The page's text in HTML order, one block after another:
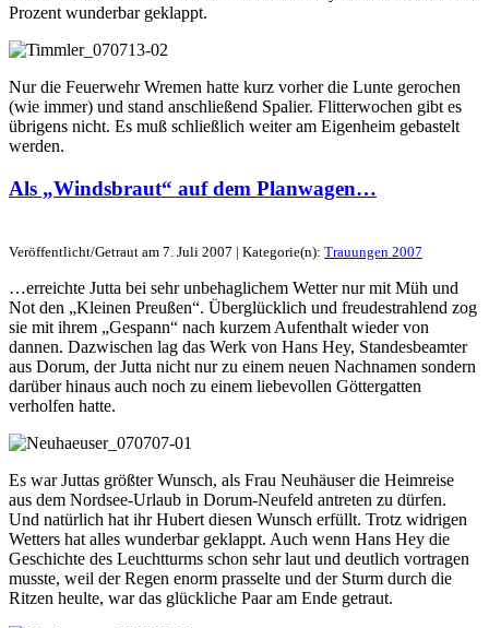
Prozent wunderbar geklappt.
Nur die Feuerwehr Wremen hatte kurz vorher die Lunte gerochen
(wie immer) und stand anschließend Spalier. Flitterwochen gibt es
übrigens nicht. Es muß schließlich weiter am Eigenheim gebastelt
werden.
Als „Windsbraut“ auf dem Planwagen…
Veröffentlicht/Getraut am 7. Juli 2007 | Kategorie(n): Trauungen 2007
…erreichte Jutta bei sehr unbehaglichem Wetter nur mit Müh und
Not den „Kleinen Preußen“. Überglücklich und freudestrahlend zog
sie mit ihrem „Gespann“ nach kurzem Aufenthalt wieder von
dannen. Dazwischen lag das Werk von Hans Hey, Standesbeamter
aus Dorum, der Jutta nicht nur zu einem neuen Nachnamen sondern
darüber hinaus auch noch zu einem liebevollen Göttergatten
verholfen hatte.
Es war Juttas größter Wunsch, als Frau Neuhäuser die Heimreise
aus dem Nordsee-Urlaub in Dorum-Neufeld antreten zu dürfen.
Und natürlich hat ihr Hubert diesen Wunsch erfüllt. Trotz widrigen
Wetters hat alles wunderbar geklappt. Auch wenn Hans Hey die
Geschichte des Leuchtturms schon sehr laut und deutlich vortragen
musste, weil der Regen enorm prasselte und der Sturm durch die
Ritzen heulte, war das glückliche Paar am Ende getraut.